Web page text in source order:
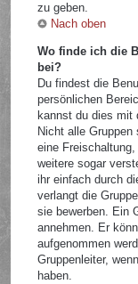
zu geben.
Nach oben
Wo finde ich die
bei?
Du findest die
persönlichen
kannst du dies mit
Nicht alle
eine
weitere sogar
ihr einfach durch
verlangt die
sie bewerben. Ein
annehmen. Er
aufgenommen
Gruppenleiter,
haben.